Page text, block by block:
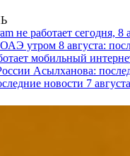
не работает сегодня, 8
утром 8 августа:
мобильный
Асылханова:
новости 7